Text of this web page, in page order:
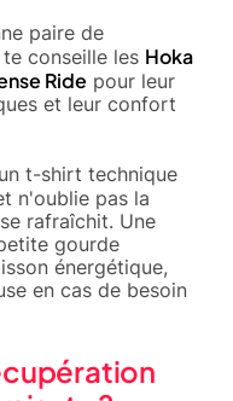
paire de
conseille les Hoka
Ride pour leur
et leur confort
t-shirt technique
n'oublie pas la
rafraîchit. Une
gourde
énergétique,
en cas de besoin